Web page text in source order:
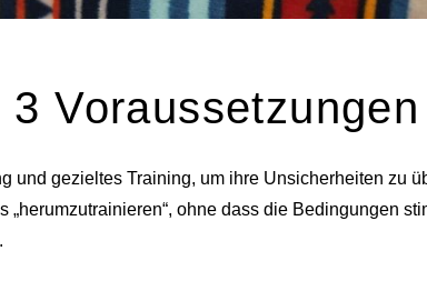
und gezieltes Training, um ihre Unsicherheiten zu
ohne dass die Bedingungen